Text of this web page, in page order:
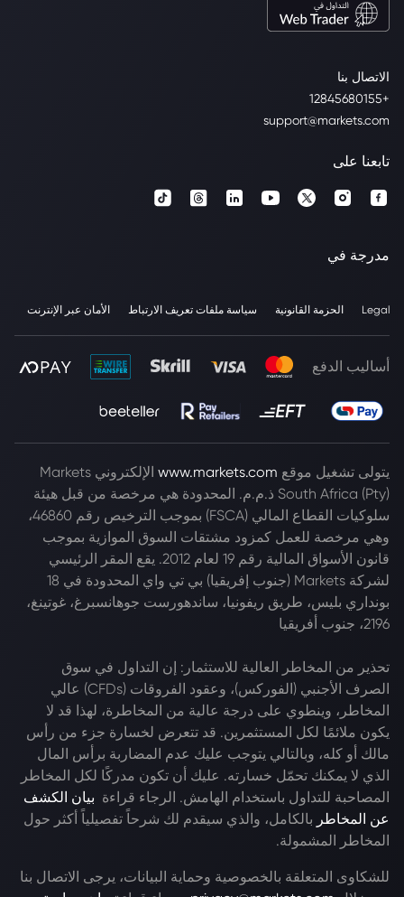
الاتصال بنا
+12845680155
support@markets.com
تابعنا على
مدرجة في
Legal الحزمة القانونية سياسة ملفات تعريف الارتباط الأمان عبر الإنترنت
أساليب الدفع
يتولى تشغيل موقع www.markets.com
الإلكتروني Markets
South Africa (Pty) ذ.م.م. المحدودة هي مرخصة من قبل هيئة
سلوكيات القطاع المالي (FSCA) بموجب الترخيص رقم 46860،
وهي مرخصة للعمل كمزود مشتقات السوق الموازية بموجب
قانون الأسواق المالية رقم 19 لعام 2012. يقع المقر الرئيسي
لشركة Markets (جنوب إفريقيا) بي تي واي المحدودة في 18
بونداري بليس، طريق ريفونيا، ساندهورست جوهانسبرغ، غوتينغ،
2196، جنوب أفريقيا
تحذير من المخاطر العالية للاستثمار: إن التداول في سوق
الصرف الأجنبي (الفوركس)، وعقود الفروقات (CFDs) عالي
المخاطر، وينطوي على درجة عالية من المخاطرة، لهذا قد لا
يكون ملائمًا لكل المستثمرين. قد تتعرض لخسارة جزء من رأس
مالك أو كله، وبالتالي يتوجب عليك عدم المضاربة برأس المال
الذي لا يمكنك تحمّل خسارته. عليك أن تكون مدركًا لكل المخاطر
المصاحبة للتداول باستخدام الهامش. الرجاء قراءة بيان الكشف
عن المخاطر بالكامل، والذي سيقدم لك شرحاً تفصيلياً أكثر حول
المخاطر المشمولة.
للشكاوى المتعلقة بالخصوصية وحماية البيانات، يرجى الاتصال بنا